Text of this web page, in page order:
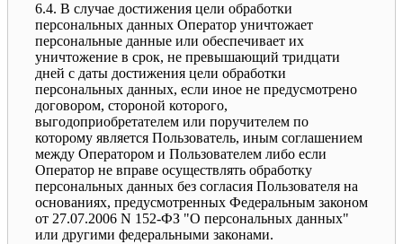
6.4. В случае достижения цели обработки
персональных данных Оператор уничтожает
персональные данные или обеспечивает их
уничтожение в срок, не превышающий тридцати
дней с даты достижения цели обработки
персональных данных, если иное не предусмотрено
договором, стороной которого,
выгодоприобретателем или поручителем по
которому является Пользователь, иным соглашением
между Оператором и Пользователем либо если
Оператор не вправе осуществлять обработку
персональных данных без согласия Пользователя на
основаниях, предусмотренных Федеральным законом
от 27.07.2006 N 152-ФЗ "О персональных данных"
или другими федеральными законами.